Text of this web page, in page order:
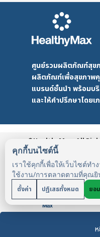
คุกกี้บนไซต์นี้
เราใช้คุกกี้เพื่อให้เว็บไซต์ท
ใช้งาน/การตลาดตามที่คุณยิ
ตั้งค่า ปฏิเสธทั้งหมด ยอ
ศูนย์รวมผลิตภัณฑ์สุข
ผลิตภัณฑ์เพื่อสุขภาพ
แบรนด์ชั้นนำ พร้อมบ
และให้คำปรึกษาโดย
©HealthyMax. All
by DMDHealthyMax